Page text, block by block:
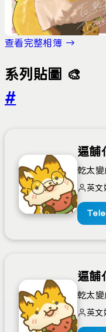
查看完整相簿 →
系列貼圖 🎨
#
逼餔
乾太
英
逼餔
乾太
英